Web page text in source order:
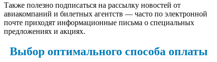
Также полезно подписаться на рассылку новостей от
авиакомпаний и билетных агентств — часто по электронной
почте приходят информационные письма о специальных
предложениях и акциях.
Выбор оптимального способа оплаты